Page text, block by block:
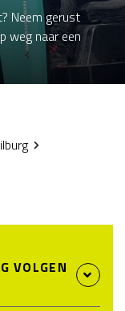
Neem gerust
weg naar een
VOLGEN